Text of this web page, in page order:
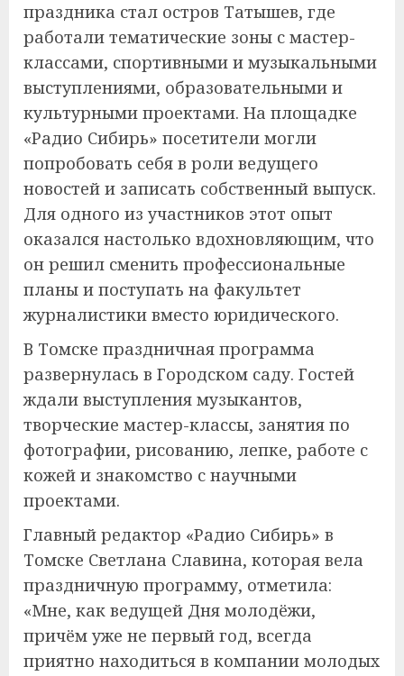
праздника стал остров Татышев, где
работали тематические зоны с мастер-
классами, спортивными и музыкальными
выступлениями, образовательными и
культурными проектами. На площадке
«Радио Сибирь» посетители могли
попробовать себя в роли ведущего
новостей и записать собственный выпуск.
Для одного из участников этот опыт
оказался настолько вдохновляющим, что
он решил сменить профессиональные
планы и поступать на факультет
журналистики вместо юридического.
В Томске праздничная программа
развернулась в Городском саду. Гостей
ждали выступления музыкантов,
творческие мастер-классы, занятия по
фотографии, рисованию, лепке, работе с
кожей и знакомство с научными
проектами.
Главный редактор «Радио Сибирь» в
Томске Светлана Славина, которая вела
праздничную программу, отметила:
«Мне, как ведущей Дня молодёжи,
причём уже не первый год, всегда
приятно находиться в компании молодых